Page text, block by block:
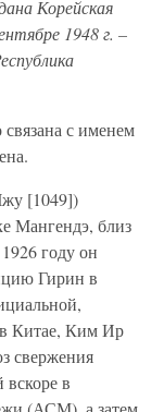
Корейская
1948 г. –
с именем
[1049])
Мангендэ, близ
году он
Гирин в
в Китае, Ким Ир
свержения
в